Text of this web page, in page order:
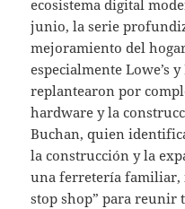
ecosistema digital
junio, la serie
mejoramiento del
especialmente Lowe’s
replantearon por
hardware y la
Buchan, quien
la construcción y la
una ferretería familiar,
stop shop” para reunir